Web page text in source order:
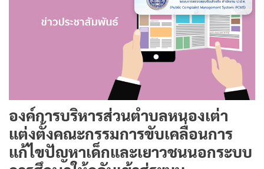
องค์การบริหารส่วนตำบลหนองเต่า
แต่งตั้งคณะกรรมการขับเคลื่อนการ
แก้ไขปัญหาเด็กและเยาวชนนอกระบบ